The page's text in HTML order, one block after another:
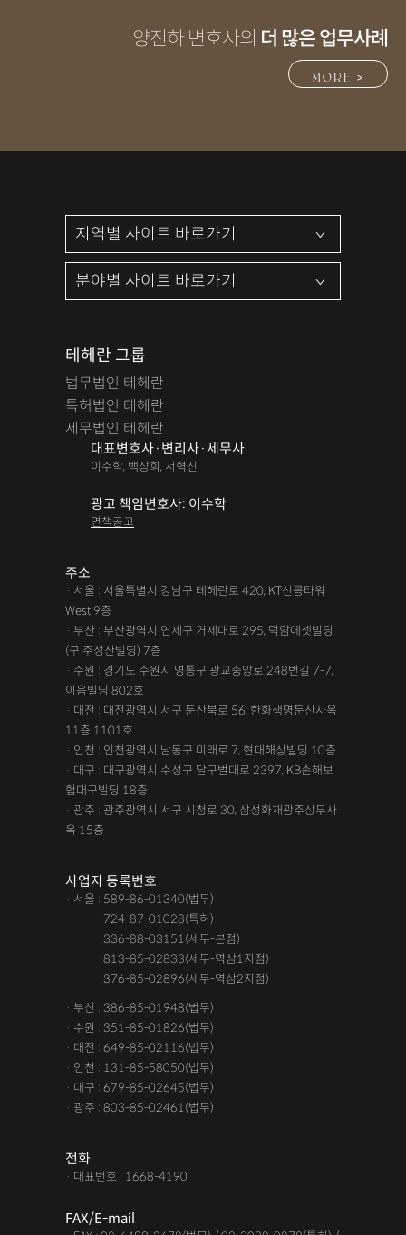
양진하 변호사의 더 많은 업무사례
MORE >
테헤란 그룹
법무법인 테헤란
특허법인 테헤란
세무법인 테헤란
대표변호사·변리사·세무사
이수학, 백상희, 서혁진
광고 책임변호사: 이수학
면책공고
주소
· 서울 : 서울특별시 강남구 테헤란로 420, KT선릉타워
West 9층
· 부산 : 부산광역시 연제구 거제대로 295, 덕암에셋빌딩
(구 주성산빌딩) 7층
· 수원 : 경기도 수원시 영통구 광교중앙로 248번길 7-7,
이음빌딩 802호
· 대전 : 대전광역시 서구 둔산북로 56, 한화생명둔산사옥
11층 1101호
· 인천 : 인천광역시 남동구 미래로 7, 현대해상빌딩 10층
· 대구 : 대구광역시 수성구 달구벌대로 2397, KB손해보
험대구빌딩 18층
· 광주 : 광주광역시 서구 시청로 30, 삼성화재광주상무사
옥 15층
사업자 등록번호
· 서울 : 589-86-01340(법무)
724-87-01028(특허)
336-88-03151(세무-본점)
813-85-02833(세무-역삼1지점)
376-85-02896(세무-역삼2지점)
· 부산 : 386-85-01948(법무)
· 수원 : 351-85-01826(법무)
· 대전 : 649-85-02116(법무)
· 인천 : 131-85-58050(법무)
· 대구 : 679-85-02645(법무)
· 광주 : 803-85-02461(법무)
전화
· 대표번호 : 1668-4190
FAX/E-mail